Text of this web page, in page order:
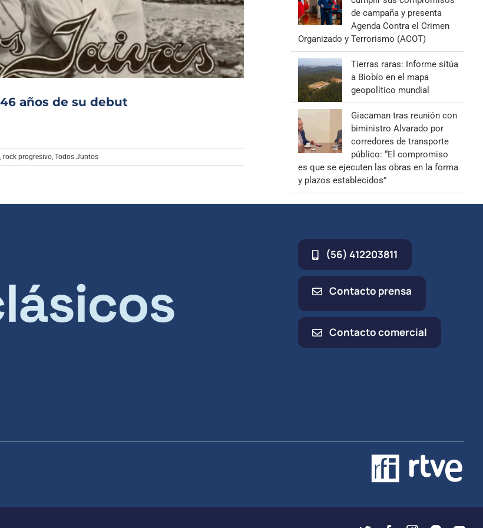
Archivo Sonoro
años de su debut
, rock progresivo, Todos Juntos
de campaña y presenta
Agenda Contra el Crimen
Organizado y Terrorismo (ACOT)
Tierras raras: Informe sitúa
a Biobío en el mapa
geopolítico mundial
Giacaman tras reunión con
biministro Alvarado por
corredores de transporte
público: “El compromiso
es que se ejecuten las obras en la forma
y plazos establecidos”
(56) 412203811
Contacto prensa
Contacto comercial